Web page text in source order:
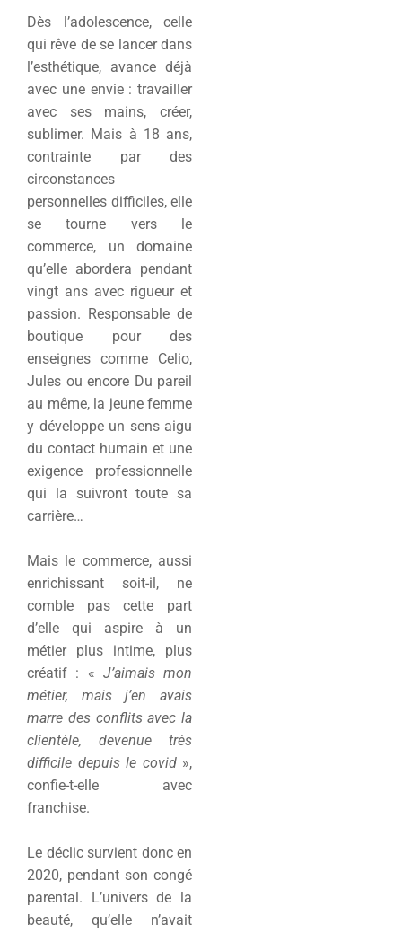
Dès l’adolescence, celle
qui rêve de se lancer dans
l’esthétique, avance déjà
avec une envie : travailler
avec ses mains, créer,
sublimer. Mais à 18 ans,
contrainte par des
circonstances
personnelles difficiles, elle
se tourne vers le
commerce, un domaine
qu’elle abordera pendant
vingt ans avec rigueur et
passion. Responsable de
boutique pour des
enseignes comme Celio,
Jules ou encore Du pareil
au même, la jeune femme
y développe un sens aigu
du contact humain et une
exigence professionnelle
qui la suivront toute sa
carrière…
Mais le commerce, aussi
enrichissant soit-il, ne
comble pas cette part
d’elle qui aspire à un
métier plus intime, plus
créatif : « J’aimais mon
métier, mais j’en avais
marre des conflits avec la
clientèle, devenue très
difficile depuis le covid»,
confie-t-elle avec
franchise.
Le déclic survient donc en
2020, pendant son congé
parental. L’univers de la
beauté, qu’elle n’avait